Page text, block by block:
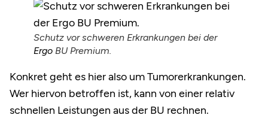
Schutz vor schweren Erkrankungen bei der
Ergo BU Premium.
Konkret geht es hier also um Tumorerkrankungen.
Wer hiervon betroffen ist, kann von einer relativ
schnellen Leistungen aus der BU rechnen.